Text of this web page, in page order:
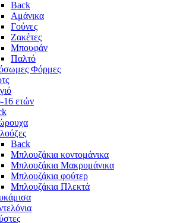
Back
Αμάνικα
Γούνες
Ζακέτες
Μπουφάν
Παλτό
Φόρμες
16 ετών
Back
Μπλουζάκια κοντομάνικα
Μπλουζάκια Μακρυμάνικα
Μπλουζάκια φούτερ
Μπλουζάκια Πλεκτά